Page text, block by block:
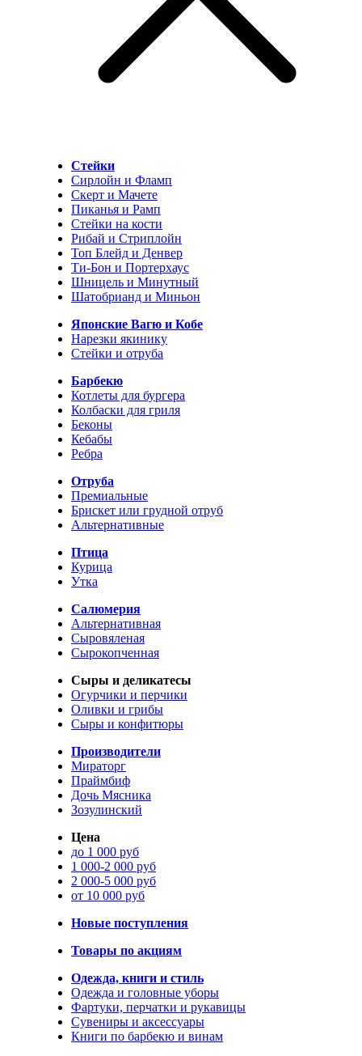
Стейки
Сирлойн и Фламп
Скерт и Мачете
Пиканья и Рамп
Стейки на кости
Рибай и Стриплойн
Топ Блейд и Денвер
Ти-Бон и Портерхаус
Шницель и Минутный
Шатобрианд и Миньон
Японские Вагю и Кобе
Нарезки якинику
Стейки и отруба
Барбекю
Котлеты для бургера
Колбаски для гриля
Беконы
Кебабы
Ребра
Отруба
Премиальные
Брискет или грудной отруб
Альтернативные
Птица
Курица
Утка
Салюмерия
Альтернативная
Сыровяленая
Сырокопченная
Сыры и деликатесы
Огурчики и перчики
Оливки и грибы
Сыры и конфитюры
Производители
Мираторг
Праймбиф
Дочь Мясника
Зозулинский
Цена
до 1 000 руб
1 000-2 000 руб
2 000-5 000 руб
от 10 000 руб
Новые поступления
Товары по акциям
Одежда, книги и стиль
Одежда и головные уборы
Фартуки, перчатки и рукавицы
Сувениры и аксессуары
Книги по барбекю и винам